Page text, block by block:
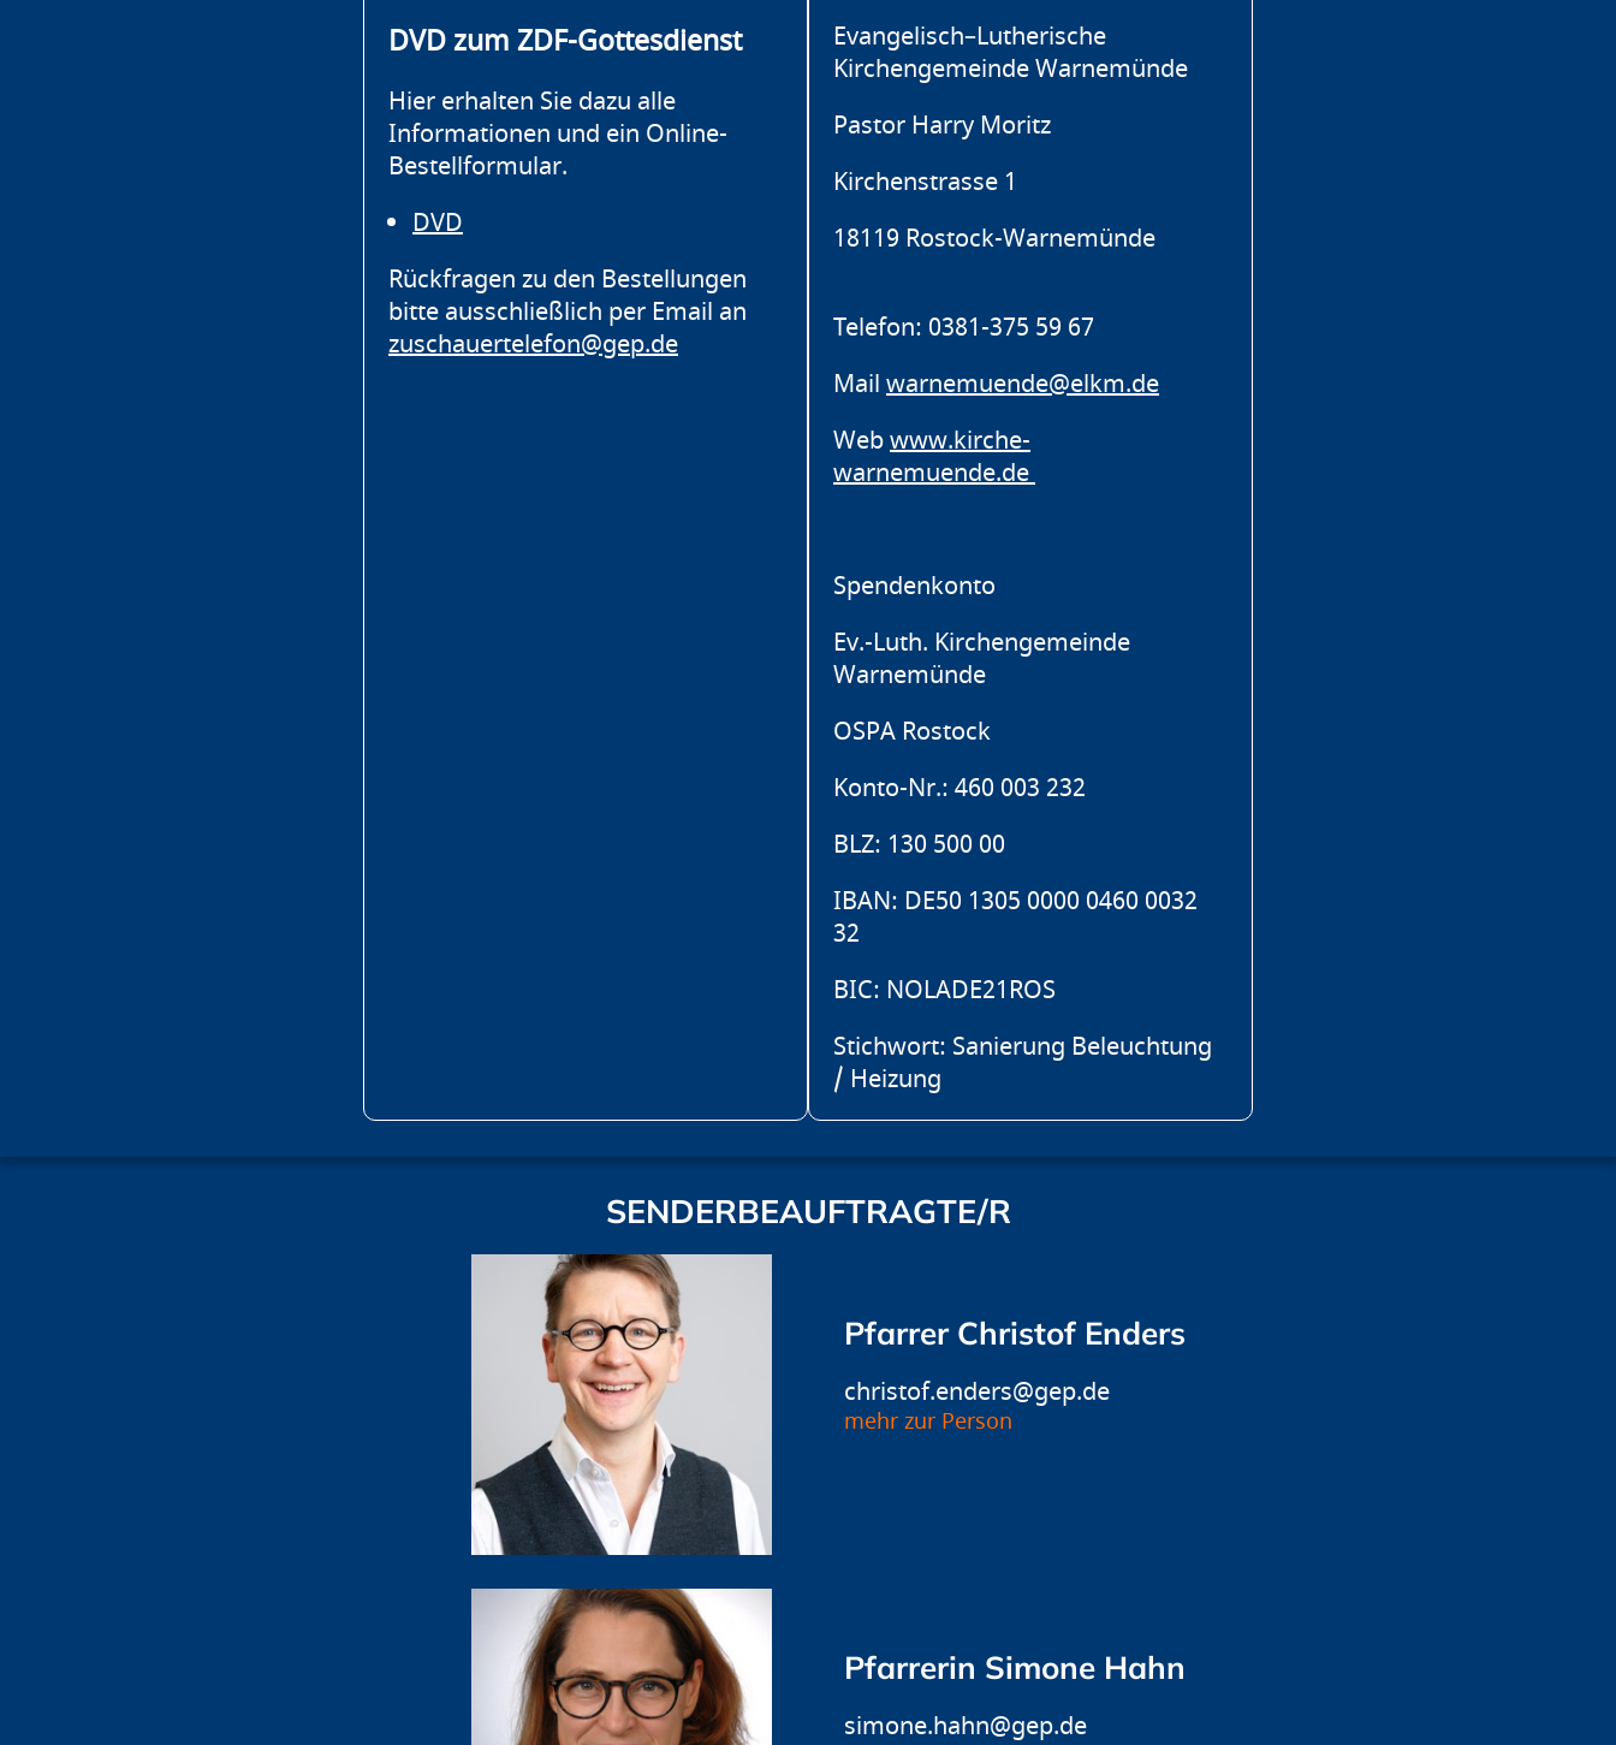
DVD zum ZDF-Gottesdienst
Hier erhalten Sie dazu alle
Informationen und ein Online-
Bestellformular.
DVD
Rückfragen zu den Bestellungen
bitte ausschließlich per Email an
zuschauertelefon@gep.de
Evangelisch–Lutherische
Kirchengemeinde Warnemünde
Pastor Harry Moritz
Kirchenstrasse 1
18119 Rostock-Warnemünde
Telefon: 0381-375 59 67
Mail warnemuende@elkm.de
Webwww.kirche-
warnemuende.de
Spendenkonto
Ev.-Luth. Kirchengemeinde
Warnemünde
OSPA Rostock
Konto-Nr.: 460 003 232
BLZ: 130 500 00
IBAN: DE50 1305 0000 0460 0032
32
BIC: NOLADE21ROS
Stichwort: Sanierung Beleuchtung
/ Heizung
SENDERBEAUFTRAGTE/R
Pfarrer Christof Enders
christof.enders@gep.de
mehr zur Person
Pfarrerin Simone Hahn
simone.hahn@gep.de